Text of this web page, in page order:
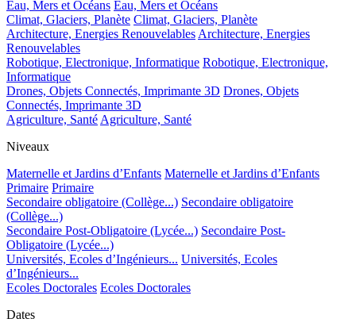
Eau, Mers et Océans Eau, Mers et Océans
Climat, Glaciers, Planète Climat, Glaciers, Planète
Architecture, Energies RenouvelablesArchitecture, Energies
Renouvelables
Robotique, Electronique, Informatique Robotique, Electronique,
Informatique
Drones, Objets Connectés, Imprimante 3D Drones, Objets
Connectés, Imprimante 3D
Agriculture, SantéAgriculture, Santé
Niveaux
Maternelle et Jardins d’Enfants Maternelle et Jardins d’Enfants
Primaire Primaire
Secondaire obligatoire (Collège...) Secondaire obligatoire
(Collège...)
Secondaire Post-Obligatoire (Lycée...) Secondaire Post-
Obligatoire (Lycée...)
Universités, Ecoles d’Ingénieurs... Universités, Ecoles
d’Ingénieurs...
Ecoles Doctorales Ecoles Doctorales
Dates